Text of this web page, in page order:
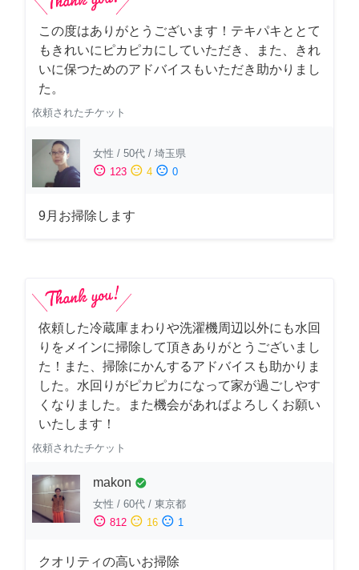
この度はありがとうございます！テキパキととて
もきれいにピカピカにしていただき、また、きれ
いに保つためのアドバイスもいただき助かりまし
た。
依頼されたチケット
女性 / 50代 / 埼玉県
sentiment_satisfied 123 sentiment_neutral 4 sentiment_dissatisfied 0
9月お掃除します
依頼した冷蔵庫まわりや洗濯機周辺以外にも水回
りをメインに掃除して頂きありがとうございまし
た！また、掃除にかんするアドバイスも助かりま
した。水回りがピカピカになって家が過ごしやす
くなりました。また機会があればよろしくお願い
いたします！
依頼されたチケット
makon check_circle
女性 / 60代 / 東京都
sentiment_satisfied 812 sentiment_neutral 16 sentiment_dissatisfied 1
クオリティの高いお掃除